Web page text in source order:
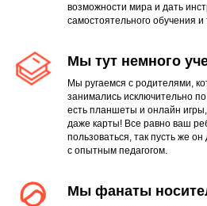
возможности мира и дать
самостоятельного обучения и
Мы тут немного
Мы ругаемся с родителями,
занимались исключительно
есть планшеты и онлайн
даже карты! Все равно ваш
пользоваться, так пусть же
с опытным педагогом.
Мы фанаты